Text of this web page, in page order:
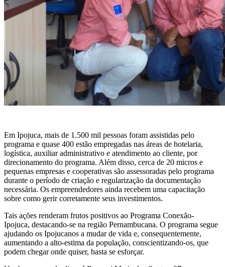
Em Ipojuca, mais de 1.500 mil pessoas foram assistidas pelo
programa e quase 400 estão empregadas nas áreas de hotelaria,
logística, auxiliar administrativo e atendimento ao cliente, por
direcionamento do programa. Além disso, cerca de 20 micros e
pequenas empresas e cooperativas são assessoradas pelo programa
durante o período de criação e regularização da documentação
necessária. Os empreendedores ainda recebem uma capacitação
sobre como gerir corretamente seus investimentos.
Tais ações renderam frutos positivos ao Programa Conexão-
Ipojuca, destacando-se na região Pernambucana. O programa segue
ajudando os Ipojucanos a mudar de vida e, consequentemente,
aumentando a alto-estima da população, conscientizando-os, que
podem chegar onde quiser, basta se esforçar.